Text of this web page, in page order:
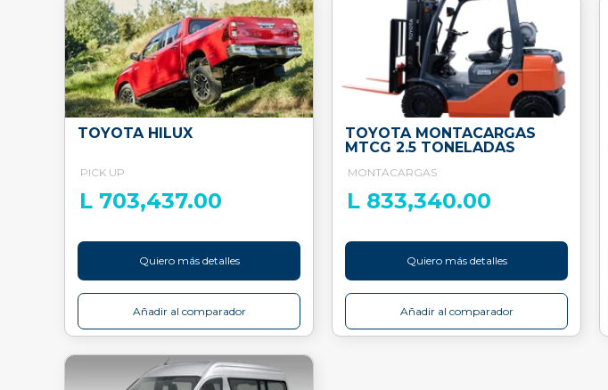
TOYOTA HILUX
PICK UP
L 703,437.00
Quiero más detalles
Añadir al comparador
TOYOTA MONTACARGAS
MTCG 2.5 TONELADAS
MONTACARGAS
L 833,340.00
Quiero más detalles
Añadir al comparador